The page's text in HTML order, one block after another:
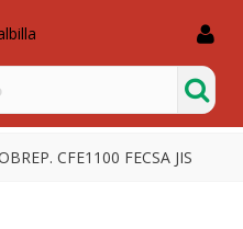
CFE1100 FECSA JIS